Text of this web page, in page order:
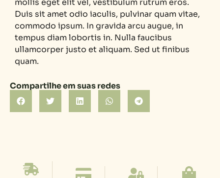
mollis eget elit vel, vestibulum rutrum eros.
Duis sit amet odio iaculis, pulvinar quam vitae,
commodo ipsum. In gravida arcu augue, in
tempus diam lobortis in. Nulla faucibus
ullamcorper justo et aliquam. Sed ut finibus
quam.
Compartilhe em suas redes